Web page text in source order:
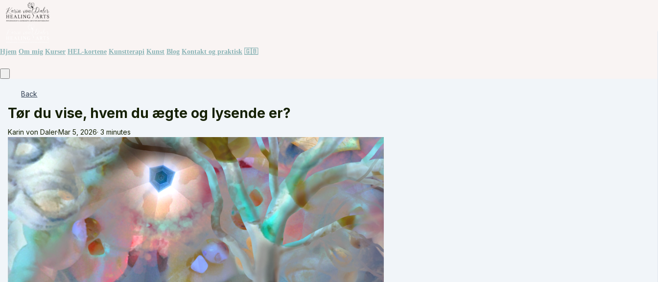
Hjem Om mig Kurser HEL-kortene Kunstterapi Kunst Blog Kontakt og praktisk 🇬🇧
Back
Tør du vise, hvem du ægte og lysende er?
Karin von Daler·Mar 5, 2026· 3 minutes